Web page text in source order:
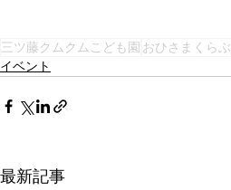
三ツ藤クムクムこども園 おひさまくらぶ
イベント
最新記事